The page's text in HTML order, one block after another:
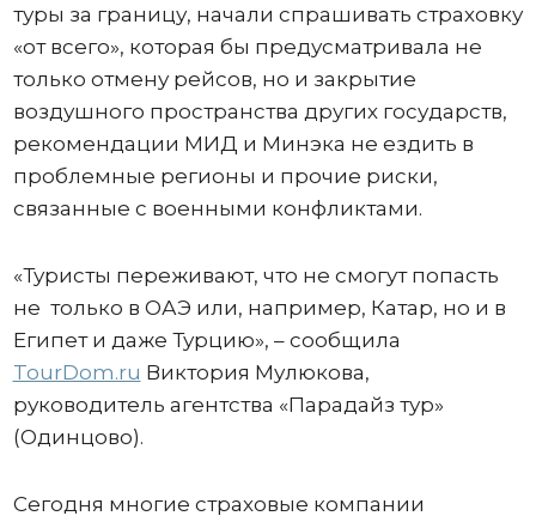
туры за границу, начали спрашивать страховку
«от всего», которая бы предусматривала не
только отмену рейсов, но и закрытие
воздушного пространства других государств,
рекомендации МИД и Минэка не ездить в
проблемные регионы и прочие риски,
связанные с военными конфликтами.
«Туристы переживают, что не смогут попасть
не только в ОАЭ или, например, Катар, но и в
Египет и даже Турцию», – сообщила
TourDom.ru Виктория Мулюкова,
руководитель агентства «Парадайз тур»
(Одинцово).
Сегодня многие страховые компании